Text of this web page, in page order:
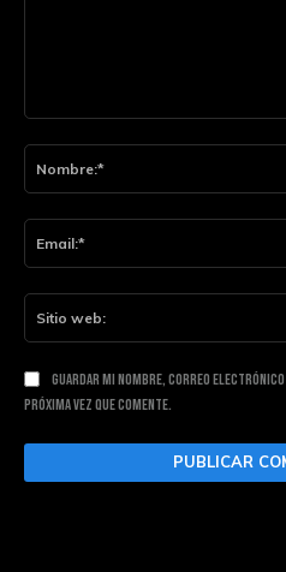
Guardar mi nombre, correo electrónico
próxima vez que comente.